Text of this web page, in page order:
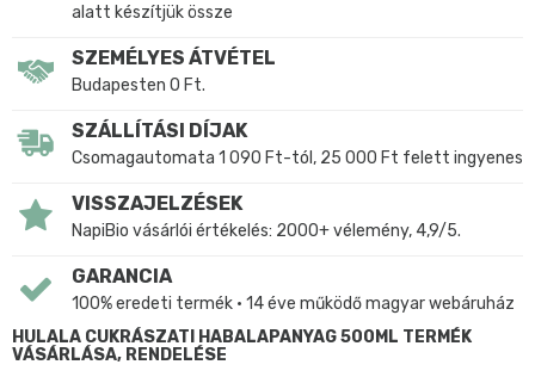
alatt készítjük össze
SZEMÉLYES ÁTVÉTEL
Budapesten 0 Ft.
SZÁLLÍTÁSI DÍJAK
Csomagautomata 1 090 Ft-tól, 25 000 Ft felett ingyenes
VISSZAJELZÉSEK
NapiBio vásárlói értékelés: 2000+ vélemény, 4,9/5.
GARANCIA
100% eredeti termék • 14 éve működő magyar webáruház
HULALA CUKRÁSZATI HABALAPANYAG 500ML TERMÉK
VÁSÁRLÁSA, RENDELÉSE